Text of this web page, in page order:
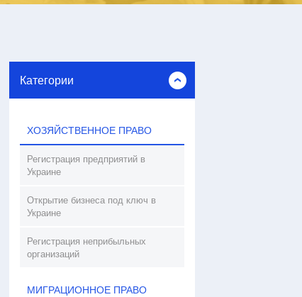
Категории
ХОЗЯЙСТВЕННОЕ ПРАВО
Регистрация предприятий в
Украине
Открытие бизнеса под ключ в
Украине
Регистрация неприбыльных
организаций
МИГРАЦИОННОЕ ПРАВО